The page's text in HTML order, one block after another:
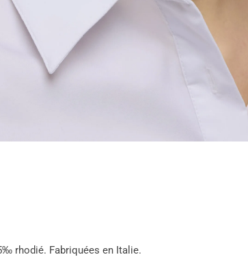
ACHETER
PROPRIÉTÉS DES PIERRES
rhodié. Fabriquées en Italie.